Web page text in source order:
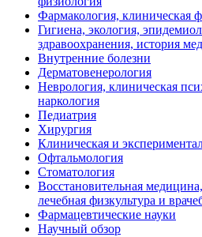
Фармакология, клиническая
Гигиена, экология,
здравоохранения, история
Внутренние болезни
Дерматовенерология
Неврология, клиническая
наркология
Педиатрия
Хирургия
Клиническая и
Офтальмология
Стоматология
Восстановительная
лечебная физкультура и
Фармацевтические науки
Научный обзор